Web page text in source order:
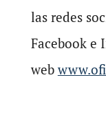
las redes
Facebook e
web